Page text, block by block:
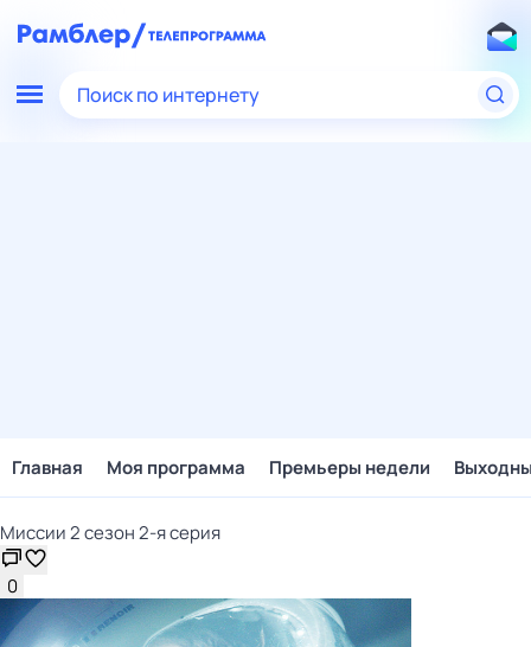
Поиск по интернету
Главная Моя программа Премьеры недели
Миссии 2 сезон 2-я серия
0